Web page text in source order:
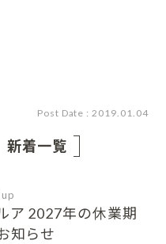
Post Date : 2019.01.04
着一覧
ア 2027年の休業期
知らせ